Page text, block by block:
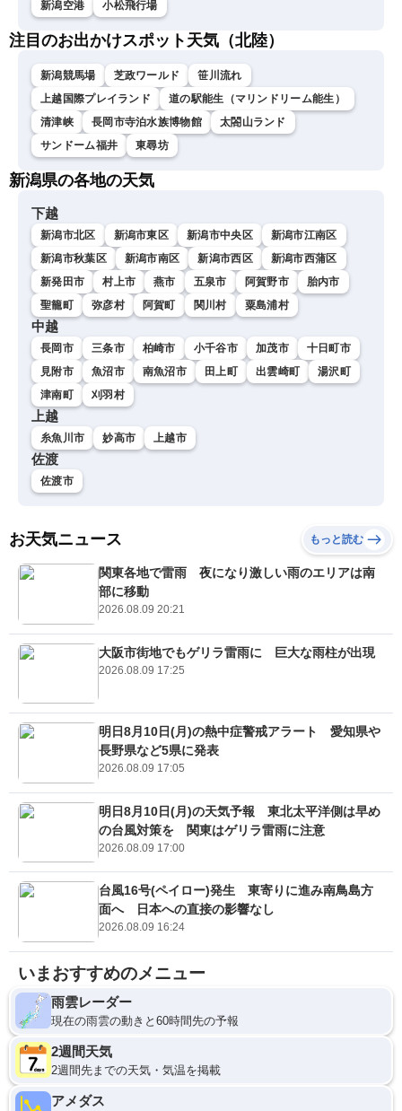
新潟空港 小松飛行場
注目のお出かけスポット天気（北陸）
新潟競馬場 芝政ワールド
笹川流れ
上越国際プレイランド
道の駅能生（マリンドリーム能生）
清津峡
長岡市寺泊水族博物館
太閤山ランド
サンドーム福井
東尋坊
新潟県の各地の天気
下越
新潟市北区 新潟市東区 新潟市中央区
新潟市江南区
新潟市秋葉区
新潟市南区 新潟市西区
新潟市西蒲区
新発田市
村上市 燕市 五泉市 阿賀野市
胎内市
聖籠町
弥彦村 阿賀町 関川村 粟島浦村
中越
長岡市 三条市 柏崎市 小千谷市 加茂市
十日町市
見附市
魚沼市 南魚沼市 田上町 出雲崎町
湯沢町
津南町
刈羽村
上越
糸魚川市 妙高市 上越市
佐渡
佐渡市
お天気ニュース もっと読む
関東各地で雷雨 夜になり激しい雨のエリアは南
部に移動
2026.08.09 20:21
大阪市街地でもゲリラ雷雨に 巨大な雨柱が出現
2026.08.09 17:25
明日8月10日(月)の熱中症警戒アラート 愛知県や
長野県など5県に発表
2026.08.09 17:05
明日8月10日(月)の天気予報 東北太平洋側は早め
の台風対策を 関東はゲリラ雷雨に注意
2026.08.09 17:00
台風16号(ペイロー)発生 東寄りに進み南鳥島方
面へ 日本への直接の影響なし
2026.08.09 16:24
いまおすすめのメニュー
雨雲レーダー
現在の雨雲の動きと60時間先の予報
2週間天気
2週間先までの天気・気温を掲載
アメダス